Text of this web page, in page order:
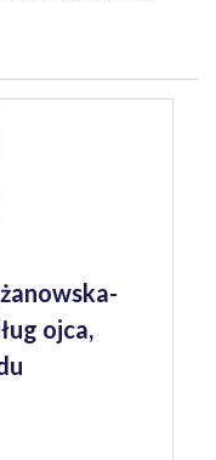
ojca,